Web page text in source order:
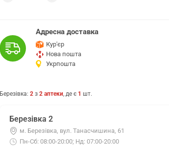
Адресна доставка
Кур'єр
Нова пошта
Укрпошта
Березівка: 2 з 2 аптеки, де є 1 шт.
Березівка 2
м. Березівка, вул. Танасчишина, 61
Пн-Сб: 08:00-20:00; Нд: 07:00-20:00